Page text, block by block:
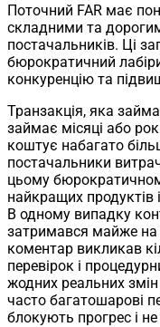
Поточний FAR має
складними та
постачальників. Ці
бюрократичний
конкуренцію та
Транзакція, яка
займає місяці або
коштує набагато
постачальники
цьому
найкращих продуктів
В одному випадку
затримався майже на
коментар викликав
перевірок і
жодних реальних змін
часто багатошарові
блокують прогрес і